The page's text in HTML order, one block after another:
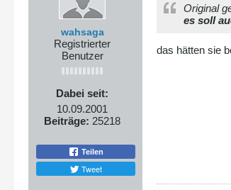
wahsaga
Registrierter
Benutzer
Dabei seit:
10.09.2001
Beiträge: 25218
Teilen
Tweet
Original
es soll
das hätten sie